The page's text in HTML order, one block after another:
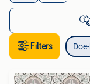
Filters